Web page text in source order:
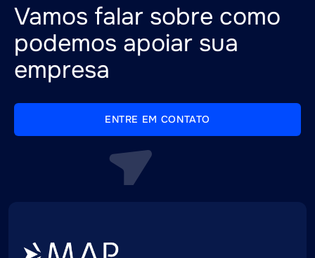
Vamos falar sobre como
podemos apoiar sua
empresa
ENTRE EM CONTATO